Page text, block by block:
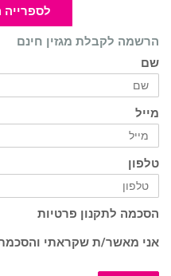
לספרייה
הרשמה לקבלת מגזין חינם
שם
מייל
טלפון
הסכמה לתקנון פרטיות
אני מאשר/ת שקראתי